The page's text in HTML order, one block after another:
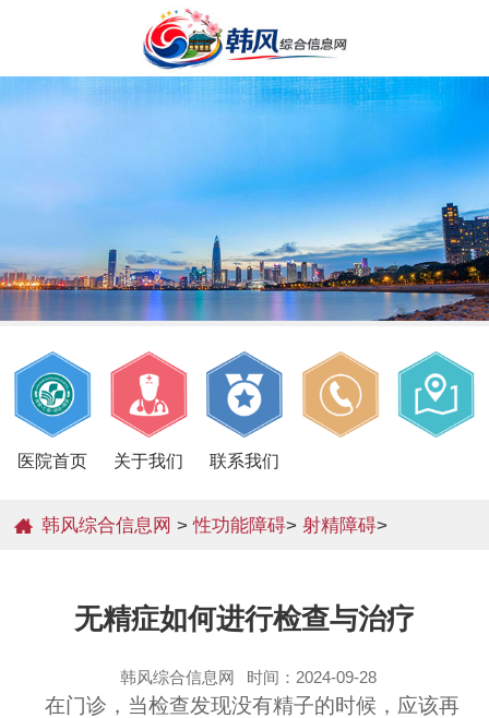
医院首页 关于我们 联系我们
韩风综合信息网 >性功能障碍>射精障碍>
无精症如何进行检查与治疗
韩风综合信息网 时间：2024-09-28
在门诊，当检查发现没有精子的时候，应该再